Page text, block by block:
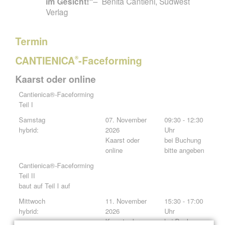
Verlag
Termin
CANTIENICA®-Faceforming
Kaarst oder online
Cantienica®-Faceforming
Teil I
Samstag
hybrid:
07. November
2026
Kaarst oder
online
09:30 - 12:30
Uhr
bei Buchung
bitte angeben
Cantienica®-Faceforming
Teil II
baut auf Teil I auf
Mittwoch
hybrid:
11. November
2026
Kaarst oder
15:30 - 17:00
Uhr
bei Buchung